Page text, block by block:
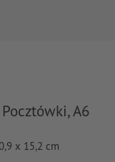
A6
x 15,2 cm